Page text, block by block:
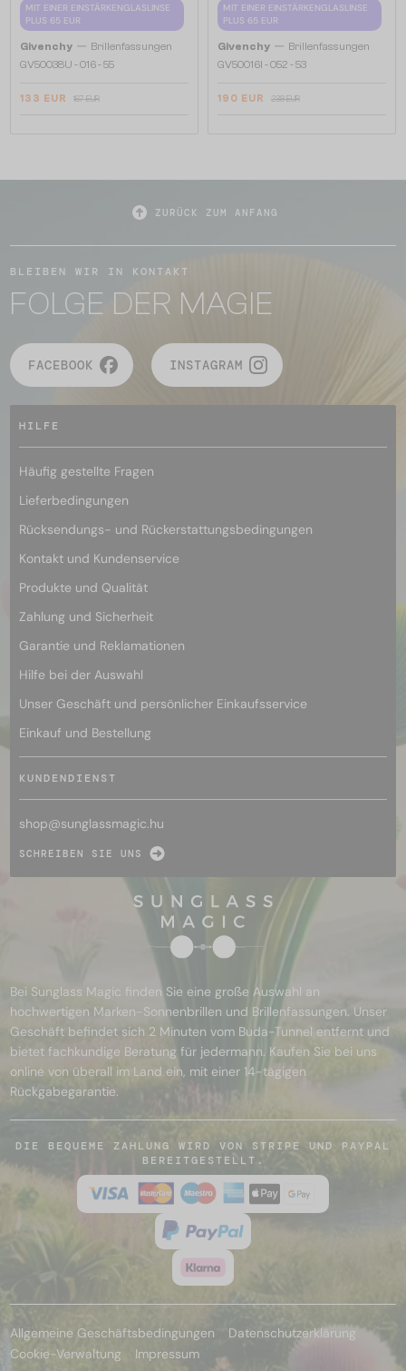
MIT EINER EINSTÄRKENGLASLINSE
PLUS 65 EUR
Givenchy — Brillenfassungen
GV50038U - 016 - 55
133 EUR 167 EUR
MIT EINER EINSTÄRKENGLASLINSE
PLUS 65 EUR
Givenchy — Brillenfassungen
GV50016I - 052 - 53
190 EUR 238 EUR
ZURÜCK ZUM ANFANG
BLEIBEN WIR IN KONTAKT
FOLGE DER MAGIE
FACEBOOK INSTAGRAM
HILFE
Häufig gestellte Fragen
Lieferbedingungen
Rücksendungs- und Rückerstattungsbedingungen
Kontakt und Kundenservice
Produkte und Qualität
Zahlung und Sicherheit
Garantie und Reklamationen
Hilfe bei der Auswahl
Unser Geschäft und persönlicher Einkaufsservice
Einkauf und Bestellung
KUNDENDIENST
shop@sunglassmagic.hu
SCHREIBEN SIE UNS
Bei Sunglass Magic finden Sie eine große Auswahl an
hochwertigen Marken-Sonnenbrillen und Brillenfassungen. Unser
Geschäft befindet sich 2 Minuten vom Buda-Tunnel entfernt und
bietet fachkundige Beratung für jedermann. Kaufen Sie bei uns
online von überall im Land ein, mit einer 14-tägigen
Rückgabegarantie.
DIE BEQUEME ZAHLUNG WIRD VON STRIPE UND PAYPAL
BEREITGESTELLT.
Allgemeine Geschäftsbedingungen
Datenschutzerklärung
Cookie-Verwaltung
Impressum